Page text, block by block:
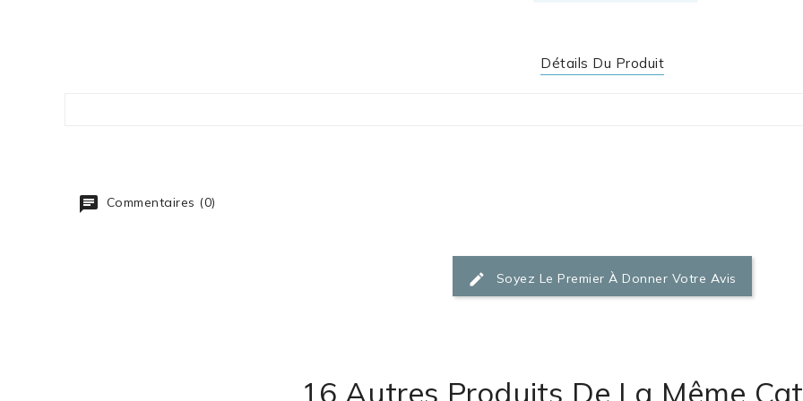
Détails Du Produit
Commentaires (0)
Soyez Le Premier À Donner Votre Avis
16 Autres Produits De La Même